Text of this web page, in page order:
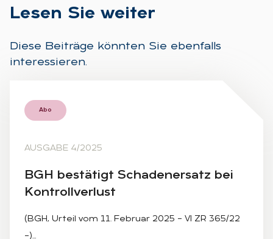
Le­sen Sie wei­ter
Diese Beiträge könnten Sie ebenfalls
interessieren.
Abo
AUSGABE 4/2025
BGH be­stä­tigt Scha­den­er­satz bei
Kon­troll­ver­lust
(BGH, Urteil vom 11. Februar 2025 – VI ZR 365/22
–)…